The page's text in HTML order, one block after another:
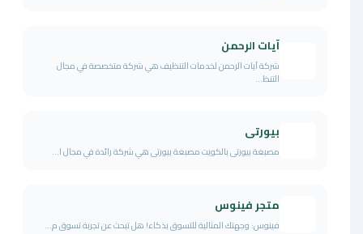
آيات الرحمن
شركة آيات الرحمن لخدمات التنظيف هي شركة متخصصة في مجال
التنظ...
بيورتى
مصبغة بيورتى بالكويت مصبغة بيورتى هي شركة رائدة في مجال ا...
متجر فينوس
فينوس: وجهتك المثالية للتسوق بذكاء! هل تبحث عن تجربة تسوق م...